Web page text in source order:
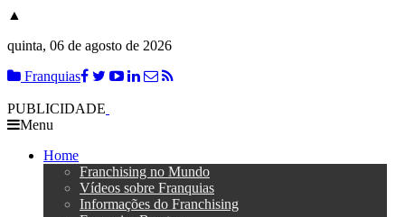
▲
quinta, 06 de agosto de 2026
Franquias
PUBLICIDADE
Menu
Home
Franchising no Mundo
Vídeos sobre Franquias
Informações do Franchising